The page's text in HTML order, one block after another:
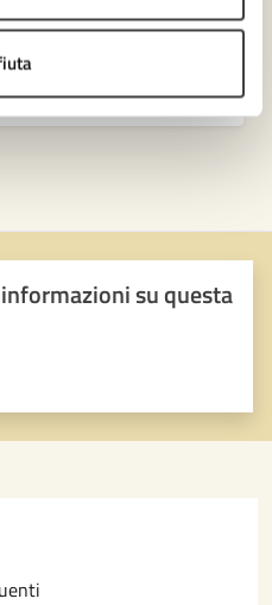
su questa
su 5
5